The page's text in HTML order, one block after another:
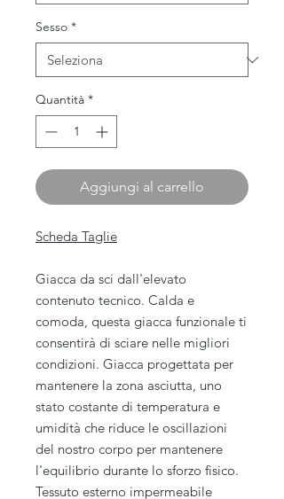
Sesso *
Quantità *
Aggiungi al carrello
Scheda Taglie
Giacca da sci dall'elevato
contenuto tecnico. Calda e
comoda, questa giacca funzionale ti
consentirà di sciare nelle migliori
condizioni. Giacca progettata per
mantenere la zona asciutta, uno
stato costante di temperatura e
umidità che riduce le oscillazioni
del nostro corpo per mantenere
l'equilibrio durante lo sforzo fisico.
Tessuto esterno impermeabile